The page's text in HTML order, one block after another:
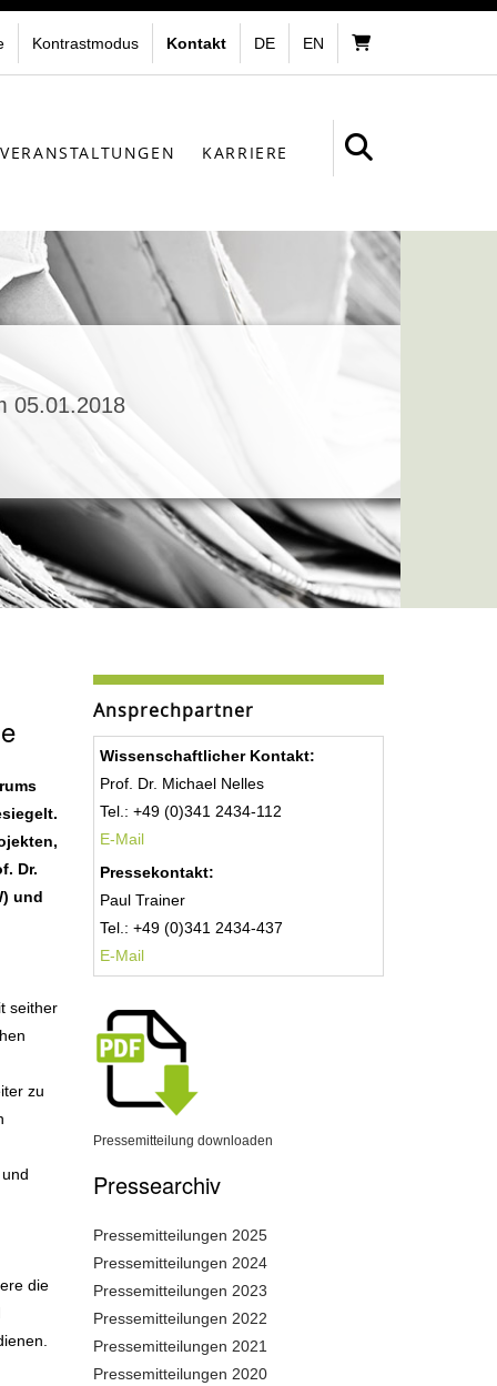
Kontrastmodus Kontakt DE EN
VERANSTALTUNGEN KARRIERE
05.01.2018
Dr.
und
seither
zu
die
Ansprechpartner
Wissenschaftlicher Kontakt:
Prof. Dr. Michael Nelles
Tel.: +49 (0)341 2434-112
E-Mail
Pressekontakt:
Paul Trainer
Tel.: +49 (0)341 2434-437
E-Mail
Pressemitteilung downloaden
Pressearchiv
Pressemitteilungen 2025
Pressemitteilungen 2024
Pressemitteilungen 2023
Pressemitteilungen 2022
Pressemitteilungen 2021
Pressemitteilungen 2020